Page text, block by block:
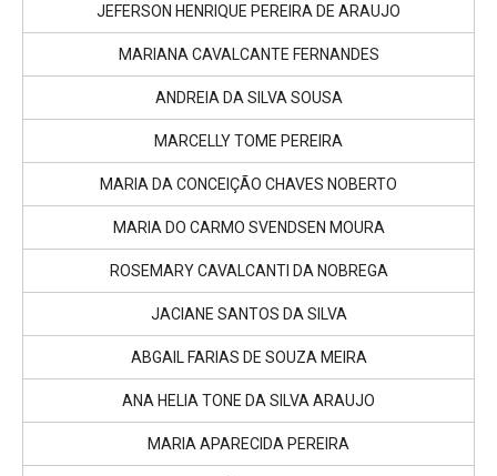
JEFERSON HENRIQUE PEREIRA DE ARAUJO
MARIANA CAVALCANTE FERNANDES
ANDREIA DA SILVA SOUSA
MARCELLY TOME PEREIRA
MARIA DA CONCEIÇÃO CHAVES NOBERTO
MARIA DO CARMO SVENDSEN MOURA
ROSEMARY CAVALCANTI DA NOBREGA
JACIANE SANTOS DA SILVA
ABGAIL FARIAS DE SOUZA MEIRA
ANA HELIA TONE DA SILVA ARAUJO
MARIA APARECIDA PEREIRA